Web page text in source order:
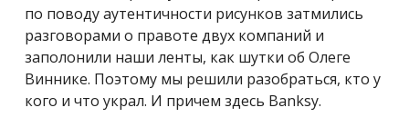
по поводу аутентичности рисунков затмились
разговорами о правоте двух компаний и
заполонили наши ленты, как шутки об Олеге
Виннике. Поэтому мы решили разобраться, кто у
кого и что украл. И причем здесь Banksy.